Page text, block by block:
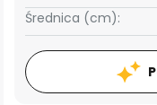
Średnica (cm):